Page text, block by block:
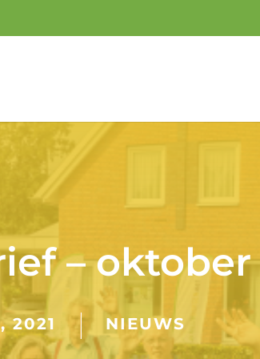
– oktober
2021 NIEUWS